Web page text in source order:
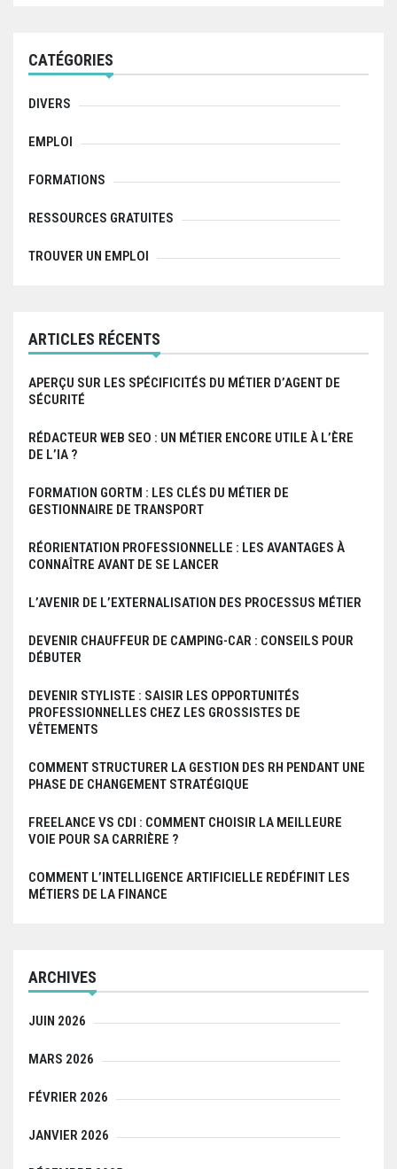
i
o
e
l
’
t
i
c
l
f
o
:
CATÉGORIES
DIVERS
EMPLOI
FORMATIONS
RESSOURCES GRATUITES
TROUVER UN EMPLOI
ARTICLES RÉCENTS
APERÇU SUR LES SPÉCIFICITÉS DU MÉTIER D’AGENT DE
SÉCURITÉ
RÉDACTEUR WEB SEO : UN MÉTIER ENCORE UTILE À L’ÈRE
DE L’IA ?
FORMATION GORTM : LES CLÉS DU MÉTIER DE
GESTIONNAIRE DE TRANSPORT
RÉORIENTATION PROFESSIONNELLE : LES AVANTAGES À
CONNAÎTRE AVANT DE SE LANCER
L’AVENIR DE L’EXTERNALISATION DES PROCESSUS MÉTIER
DEVENIR CHAUFFEUR DE CAMPING-CAR : CONSEILS POUR
DÉBUTER
DEVENIR STYLISTE : SAISIR LES OPPORTUNITÉS
PROFESSIONNELLES CHEZ LES GROSSISTES DE
VÊTEMENTS
COMMENT STRUCTURER LA GESTION DES RH PENDANT UNE
PHASE DE CHANGEMENT STRATÉGIQUE
FREELANCE VS CDI : COMMENT CHOISIR LA MEILLEURE
VOIE POUR SA CARRIÈRE ?
COMMENT L’INTELLIGENCE ARTIFICIELLE REDÉFINIT LES
MÉTIERS DE LA FINANCE
ARCHIVES
JUIN 2026
MARS 2026
FÉVRIER 2026
JANVIER 2026